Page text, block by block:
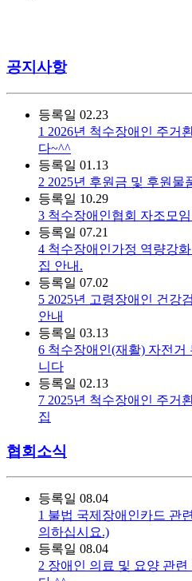
공지사항
등록일 02.23
1 2026년 척수장애인 주거
다~^^
등록일 01.13
2 2025년 후원금 및 후원물
등록일 10.29
3 척수장애인협회 자조모
등록일 07.21
4 척수장애인가정 역량강
집 안내.
등록일 07.02
5 2025년 고령장애인 건강
안내
등록일 03.13
6 척수장애인(재활) 자전거
니다
등록일 02.13
7 2025년 척수장애인 주거
집
협회소식
등록일 08.04
1 불법 국제장애인카드 관
의하십시요.)
등록일 08.04
2 장애인 의료 및 요양 관